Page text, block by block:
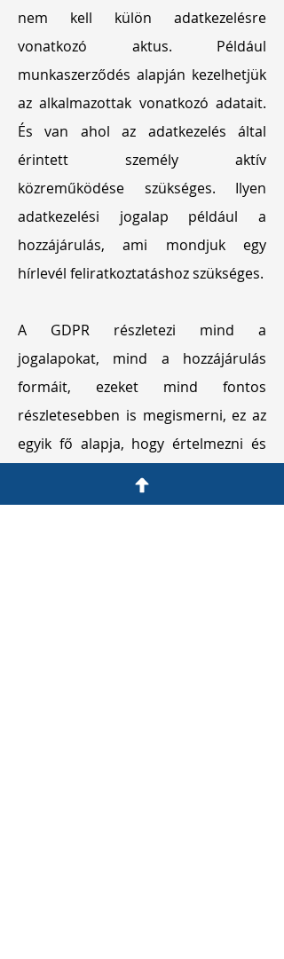
nem kell külön adatkezelésre
vonatkozó aktus. Például
munkaszerződés alapján kezelhetjük
az alkalmazottak vonatkozó adatait.
És van ahol az adatkezelés által
érintett személy aktív
közreműködése szükséges. Ilyen
adatkezelési jogalap például a
hozzájárulás, ami mondjuk egy
hírlevél feliratkoztatáshoz szükséges.
A GDPR részletezi mind a
jogalapokat, mind a hozzájárulás
formáit, ezeket mind fontos
részletesebben is megismerni, ez az
egyik fő alapja, hogy értelmezni és
folyamatainkat adatkezelési